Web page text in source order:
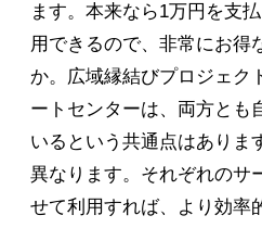
ます。本来なら1万円を支
用できるので、非常にお得
か。広域縁結びプロジェク
ートセンターは、両方とも
いるという共通点はありま
異なります。それぞれのサ
せて利用すれば、より効率